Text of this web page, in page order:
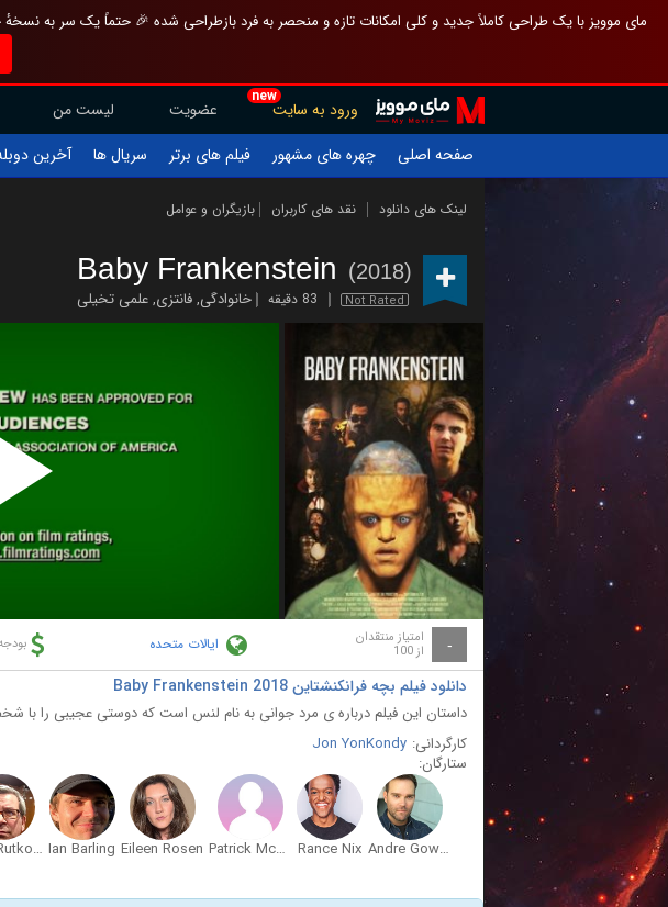
مای موویز با یک طراحی کاملاً جدید و کلی امکانات تازه و منحصر به فرد بازطراحی شده 🎉 حتماً یک سر به
new
ورود به سایت عضویت لیست من
صفحه اصلی
چهره های مشهور فیلم های برتر سریال ها آخرین
لینک های دانلود نقد های کاربران بازیگران و عوامل
Baby Frankenstein (2018)
Not Rated 83 دقیقه خانوادگی,فانتزی,علمی تخیلی
Play
Video
- امتیاز منتقدان
از 100 ایالات متحده
دانلود فیلم بچه فرانکنشتاین Baby Frankenstein 2018
داستان این فیلم درباره ی مرد جوانی به نام لنس است که دوستی عجیبی را با
کارگردانی: Jon YonKondy
ستارگان:
Andre Gower
Rance Nix
Patrick McCartney
Eileen Rosen
Ian Barling
Mike Rutkoski